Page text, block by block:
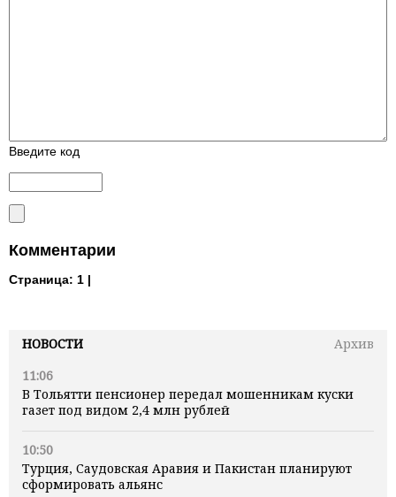
НОВОСТИ
Архив
11:06
В Тольятти пенсионер передал мошенникам куски
газет под видом 2,4 млн рублей
10:50
Турция, Саудовская Аравия и Пакистан планируют
сформировать альянс
Введите код
Комментарии
Страница: 1 |